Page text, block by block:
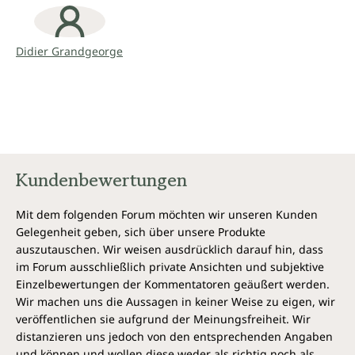
erster Hand - eine wahre Fundgrube!
„Didier Grandgeorge legt ein brandaktuelles Buch
Didier Grandgeorge
Kundenbewertungen
Mit dem folgenden Forum möchten wir unseren Kunden
Gelegenheit geben, sich über unsere Produkte
auszutauschen. Wir weisen ausdrücklich darauf hin, dass
im Forum ausschließlich private Ansichten und subjektive
Einzelbewertungen der Kommentatoren geäußert werden.
Wir machen uns die Aussagen in keiner Weise zu eigen, wir
veröffentlichen sie aufgrund der Meinungsfreiheit. Wir
distanzieren uns jedoch von den entsprechenden Angaben